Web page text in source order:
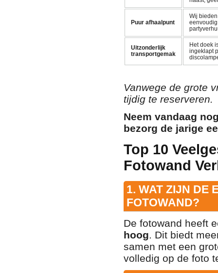
Puur afhaalpunt
Wij
Uitzonderlijk
transportgemak
Het doek
ingeklapt
Vanwege de grote
tijdig te reserveren.
Neem vandaag
bezorg de jarige
Top 10
Fotowand
1. WAT ZIJN DE
FOTOWAND?
De fotowand heeft
hoog. Dit biedt
samen met een
volledig op de foto